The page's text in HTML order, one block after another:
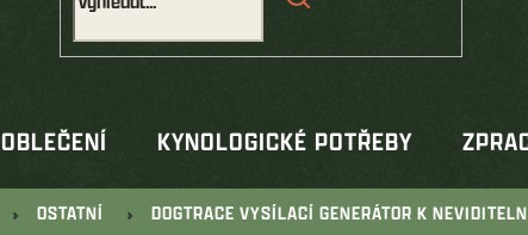
OBLEČENÍ KYNOLOGICKÉ POTŘEBY
OSTATNÍ DOGTRACE VYSÍLACÍ GENERÁTOR K